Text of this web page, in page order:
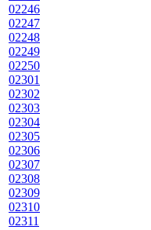
02246
02247
02248
02249
02250
02301
02302
02303
02304
02305
02306
02307
02308
02309
02310
02311